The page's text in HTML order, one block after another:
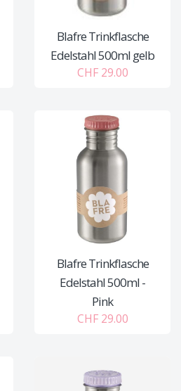
Blafre Trinkflasche
Edelstahl 500ml gelb
CHF 29.00
Blafre Trinkflasche
Edelstahl 500ml -
Pink
CHF 29.00